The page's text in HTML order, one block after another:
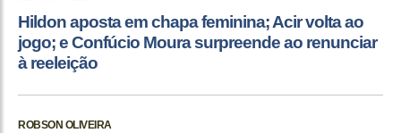
Hildon aposta em chapa feminina; Acir volta ao
jogo; e Confúcio Moura surpreende ao renunciar
à reeleição
ROBSON OLIVEIRA